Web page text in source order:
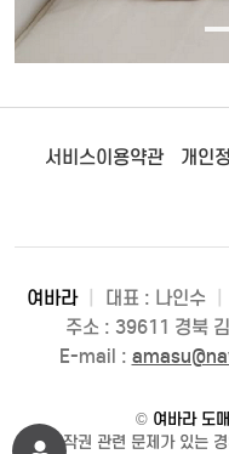
서비스이용약관 개인
여바라 대표 : 나인수
주소 : 39611 경북
E-mail :
© 여바라 도
저작권 관련 문제가 있는